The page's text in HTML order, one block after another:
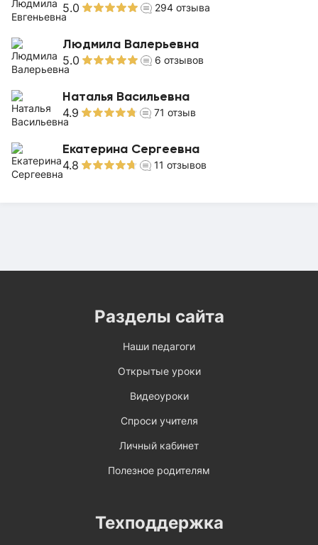
5.0 294 отзыва
Людмила Валерьевна
5.0 6 отзывов
Наталья Васильевна
4.9 71 отзыв
Екатерина Сергеевна
4.8 11 отзывов
Разделы сайта
Наши педагоги
Открытые уроки
Видеоуроки
Спроси учителя
Личный кабинет
Полезное родителям
Техподдержка